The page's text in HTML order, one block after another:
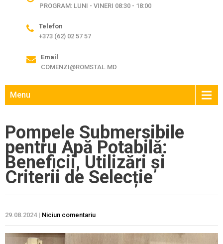
PROGRAM: LUNI - VINERI 08:30 - 18:00
Telefon
+373 (62) 02 57 57
Email
COMENZI@ROMSTAL.MD
Menu
Pompele Submersibile
pentru Apă Potabilă:
Beneficii, Utilizări și
Criterii de Selecție
29.08.2024 | Niciun comentariu